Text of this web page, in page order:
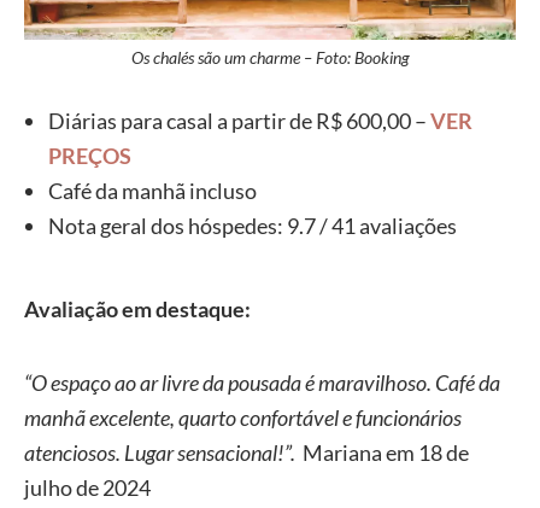
Os chalés são um charme – Foto: Booking
Diárias para casal a partir de R$ 600,00 –VER
PREÇOS
Café da manhã incluso
Nota geral dos hóspedes: 9.7 / 41 avaliações
Avaliação em destaque:
“O espaço ao ar livre da pousada é maravilhoso. Café da
manhã excelente, quarto confortável e funcionários
atenciosos. Lugar sensacional!”. Mariana em 18 de
julho de 2024